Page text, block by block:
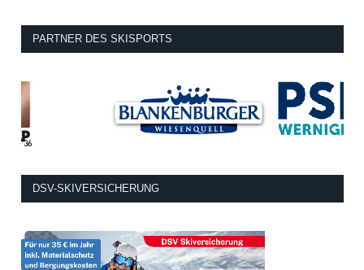
PARTNER DES SKISPORTS
DSV-SKIVERSICHERUNG